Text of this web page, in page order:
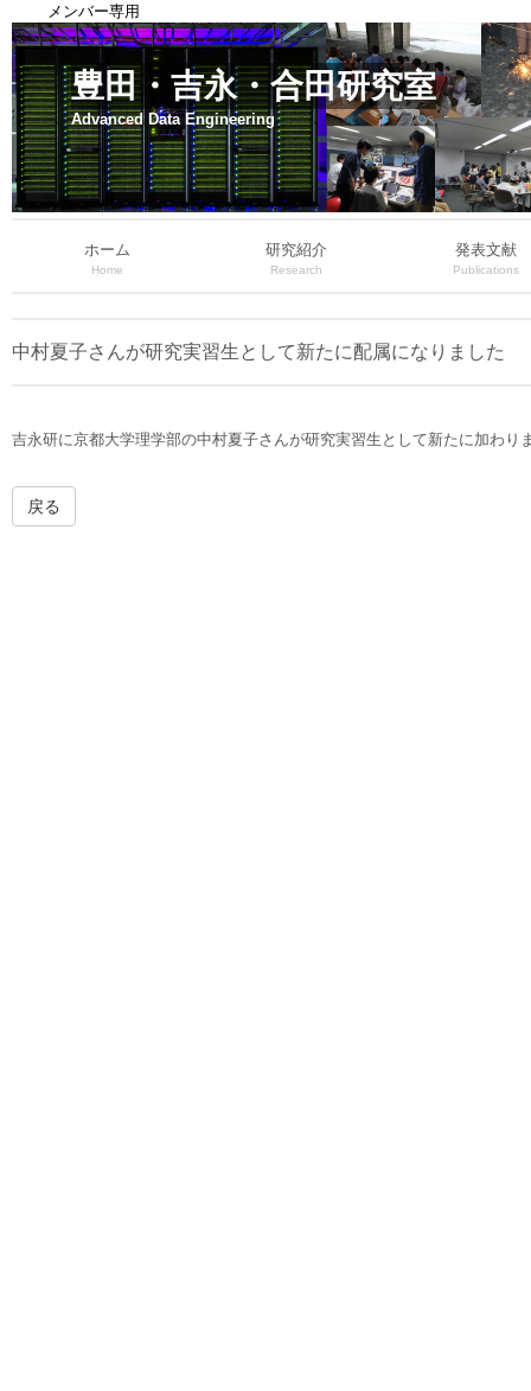
メンバー専用
豊田・吉永・合田研究室
Advanced Data Engineering
ホーム
Home
研究紹介
Research
発表文献
Publications
中村夏子さんが研究実習生として新たに配属になりました
吉永研に京都大学理学部の中村夏子さんが研究実習生として新たに加わり
戻る